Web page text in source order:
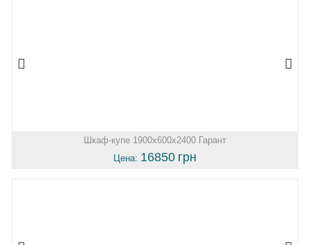
Шкаф-купе 1900х600х2400 Гарант
Цена: 16850 грн